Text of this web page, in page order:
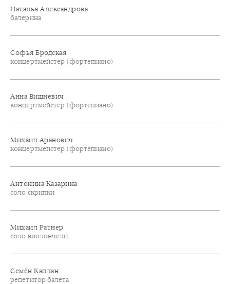
Наталья Александрова
балерина
Софья Бродская
концертмейстер (фортепиано)
Анна Вишневич
концертмейстер (фортепиано)
Михаил Аранович
концертмейстер (фортепиано)
Антонина Казарина
соло скрипки
Михаил Ратнер
соло виолончели
Семён Каплан
репетитор балета